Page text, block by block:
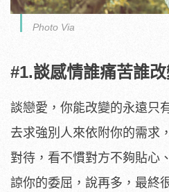
Photo Via
#1.談感情誰痛苦誰
談戀愛，你能改變的永遠只
去求強別人來依附你的需求
對待，看不慣對方不夠貼心
諒你的委屈，說再多，最終